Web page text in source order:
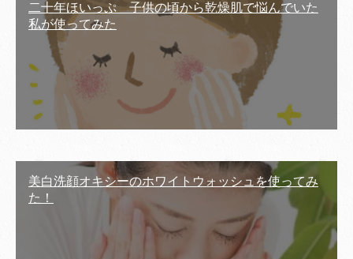
二十年ほいっぷ 子供の頃から乾燥肌で悩んでいた
私が使ってみた
美白洗顔オキシーのホワイトウォッシュを使ってみ
た！